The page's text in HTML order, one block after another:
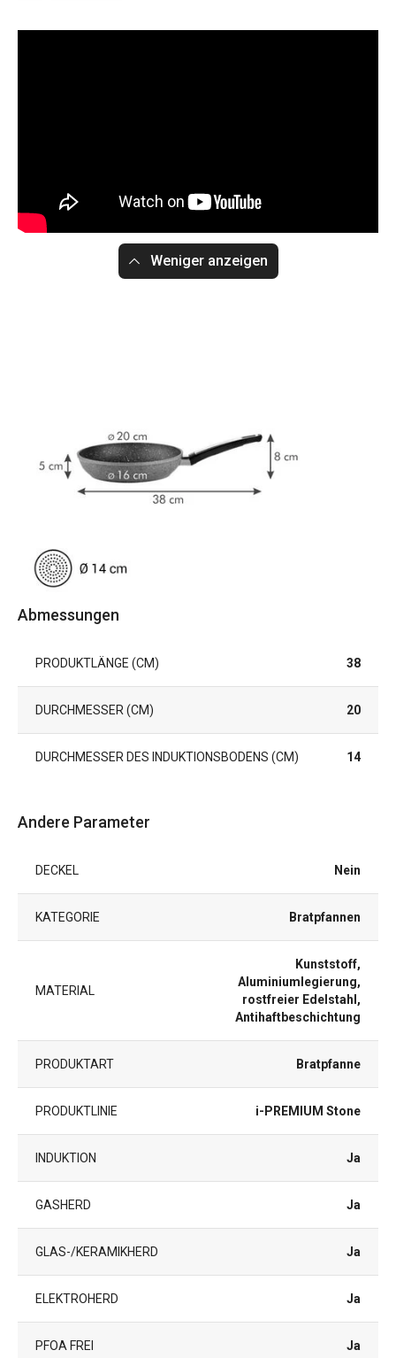
Weniger anzeigen
Abmessungen
PRODUKTLÄNGE (CM) 38
DURCHMESSER (CM) 20
DURCHMESSER DES INDUKTIONSBODENS (CM) 14
Andere Parameter
DECKEL Nein
KATEGORIE Bratpfannen
MATERIAL
Kunststoff,
Aluminiumlegierung,
rostfreier Edelstahl,
Antihaftbeschichtung
PRODUKTART Bratpfanne
PRODUKTLINIE i-PREMIUM Stone
INDUKTION Ja
GASHERD Ja
GLAS-/KERAMIKHERD Ja
ELEKTROHERD Ja
PFOA FREI Ja